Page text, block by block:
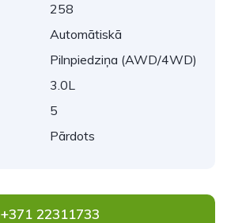
258
Automātiskā
Pilnpiedziņa (AWD/4WD)
3.0L
5
Pārdots
+371 22311733